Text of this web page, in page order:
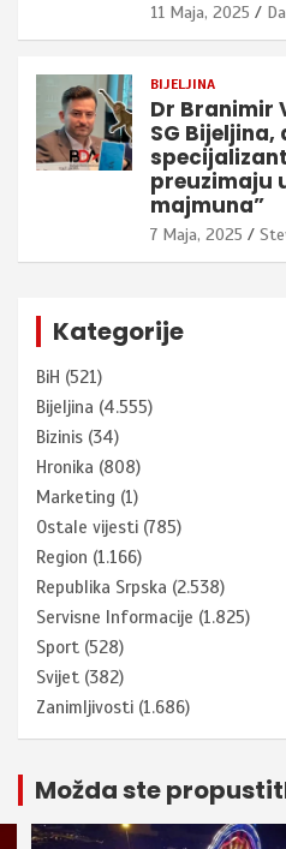
11 Maja, 2025
BIJELJINA
Dr Branimir
SG
preuzimaju
majmuna”
7 Maja, 2025
Kategorije
BiH (521)
Bijeljina (4.555)
Bizinis (34)
Hronika (808)
Marketing (1)
Ostale vijesti (785)
Region (1.166)
Republika Srpska (2.538)
Servisne Informacije (1.825)
Sport (528)
Svijet (382)
Zanimljivosti (1.686)
Možda ste